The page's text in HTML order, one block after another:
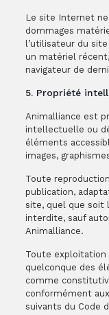
Le site Internet
dommages
l’utilisateur du
un matériel
navigateur de
5. Propriété
Animalliance est
intellectuelle ou
éléments
images,
Toute
publication,
site, quel que soit
interdite, sauf
Animalliance.
Toute exploitation
quelconque des
comme
conformément
suivants du Code